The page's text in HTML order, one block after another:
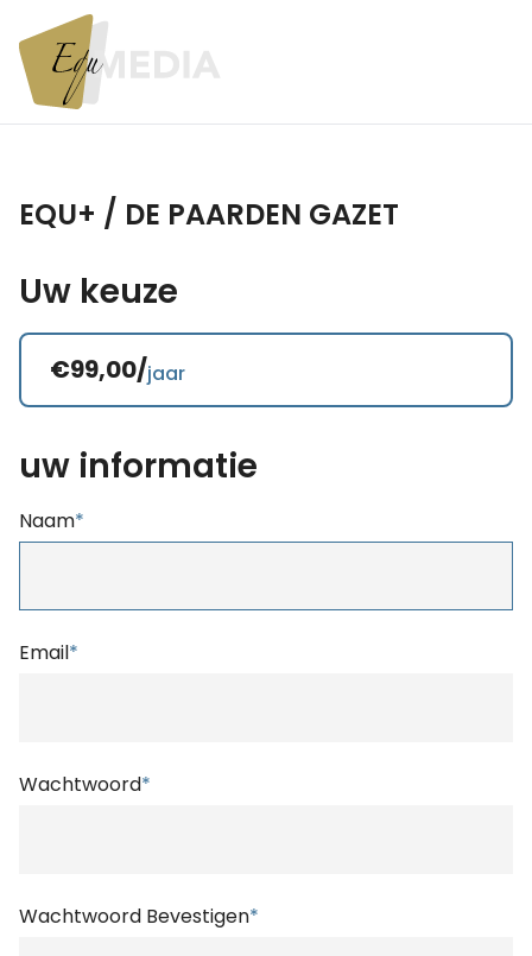
EQU+ / DE PAARDEN GAZET
Uw keuze
€99,00/jaar
uw informatie
Naam*
Email*
Wachtwoord*
Wachtwoord Bevestigen*